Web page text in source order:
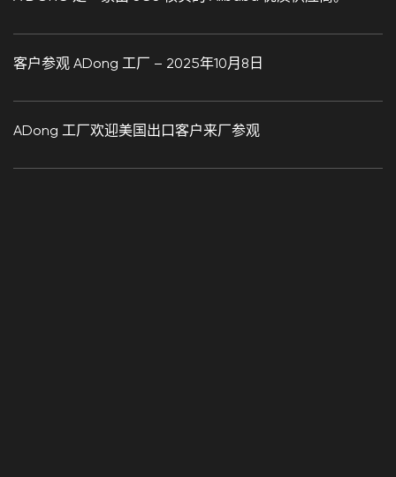
客户参观 ADong 工厂 – 2025年10月8日
ADong 工厂欢迎美国出口客户来厂参观